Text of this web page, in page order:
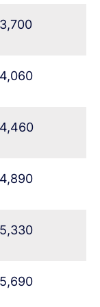
3,700
4,060
4,460
4,890
5,330
5,690